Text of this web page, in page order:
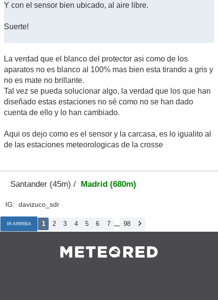
Y con el sensor bien ubicado, al aire libre.
Suerte!
La verdad que el blanco del protector asi como de los
aparatos no es blanco al 100% mas bien esta tirando a gris y
no es mate no brillante.
Tal vez se pueda solucionar algo, la verdad que los que han
diseñado estas estaciones no sé como no se han dado
cuenta de ello y lo han cambiado.
Aqui os dejo como es el sensor y la carcasa, es lo igualito al
de las estaciones meteorologicas de la crosse
Santander (45m) / Madrid (680m)
IG: davizuco_sdr
IR ARRIBA 1 2 3 4 5 6 7 ... 98